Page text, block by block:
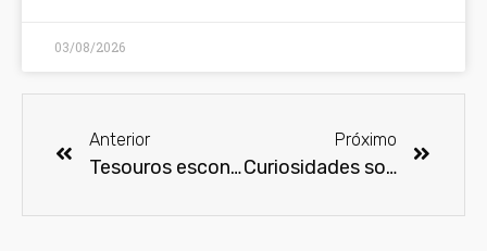
03/08/2026
Anterior
Tesouros escondidos de “Conan, o Bárbaro” são revelados em livro
Próximo
Curiosidades sobre o Zorro